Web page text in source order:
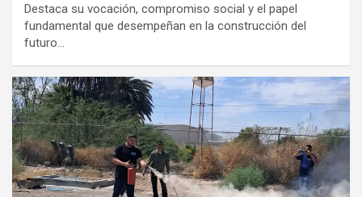
Destaca su vocación, compromiso social y el papel
fundamental que desempeñan en la construcción del
futuro…